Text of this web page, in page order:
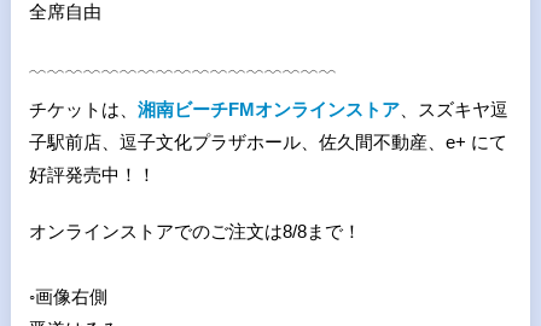
全席自由
﹋﹋﹋﹋﹋﹋﹋﹋﹋﹋﹋﹋﹋﹋﹋﹋﹋
チケットは、 湘南ビーチFMオンラインストア、スズキヤ逗
子駅前店、逗子文化プラザホール、佐久間不動産、e+ にて
好評発売中！！
オンラインストアでのご注文は8/8まで！
◦画像右側